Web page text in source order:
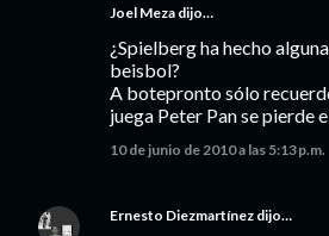
Joel Meza dijo…
¿Spielberg ha hecho
beisbol?
A botepronto sólo
juega Peter Pan se pierde
10 de junio de 2010 a las 5:13 p.m.
Ernesto Diezmartínez dijo…